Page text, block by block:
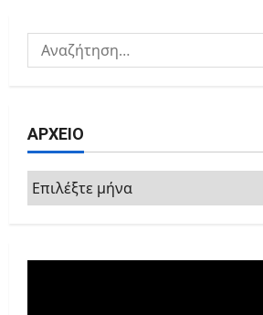
Αναζήτηση
για:
ΑΡΧΕΙΟ
ΑΡΧΕΙΟ